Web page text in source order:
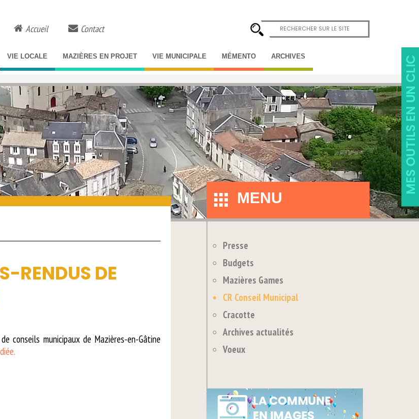
Accueil Contact
VIE LOCALE MAZIÈRES EN PROJET VIE MUNICIPALE MÉMENTO ARCHIVES
RENDUS DE
conseils municipaux de Mazières-en-Gâtine
MENU
Presse
Budgets
Mazières Games
CR Conseil Municipal
Cracotte
Archives actualités
Voeux